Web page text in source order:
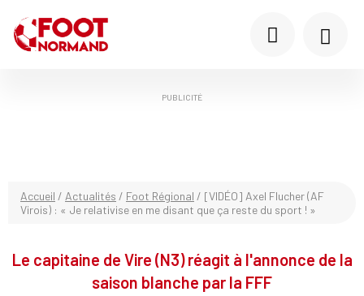
PUBLICITÉ
Accueil / Actualités / Foot Régional / [VIDÉO] Axel Flucher (AF
Virois) : « Je relativise en me disant que ça reste du sport ! »
Le capitaine de Vire (N3) réagit à l'annonce de la
saison blanche par la FFF